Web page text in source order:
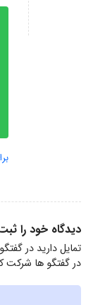
دیدگاه خود را
تمایل دارید در
در گفتگو ها شرکت